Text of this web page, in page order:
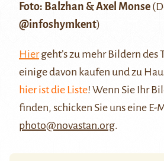
Foto: Balzhan & Axel Monse
@infoshymkent)
Hiergeht’s zu mehr Bildern des
einige davon kaufen und zu
hier ist die Liste! Wenn Sie Ihr
finden, schicken Sie uns eine E-
photo@novastan.org.